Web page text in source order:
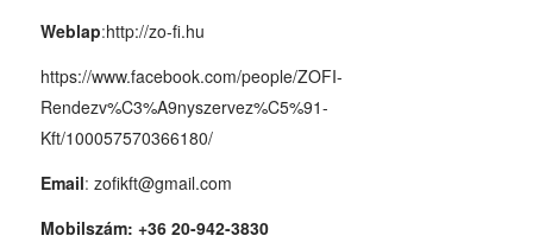
Weblap:http://zo-fi.hu
https://www.facebook.com/people/ZOFI-
Rendezv%C3%A9nyszervez%C5%91-
Kft/100057570366180/
Email: zofikft@gmail.com
Mobilszám: +36 20-942-3830